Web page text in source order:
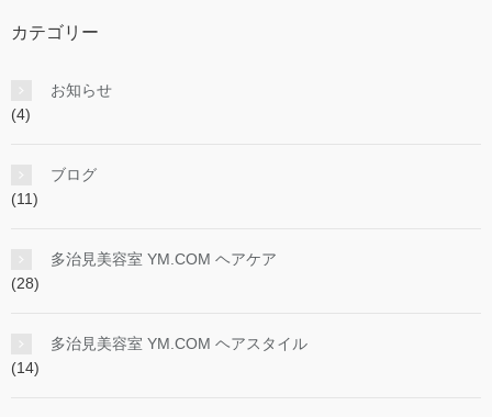
カテゴリー
お知らせ
(4)
ブログ
(11)
多治見美容室 YM.COM ヘアケア
(28)
多治見美容室 YM.COM ヘアスタイル
(14)